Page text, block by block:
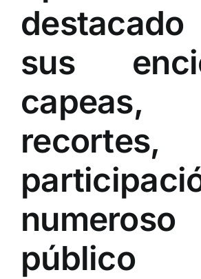
sus
capeas,
numeroso
público